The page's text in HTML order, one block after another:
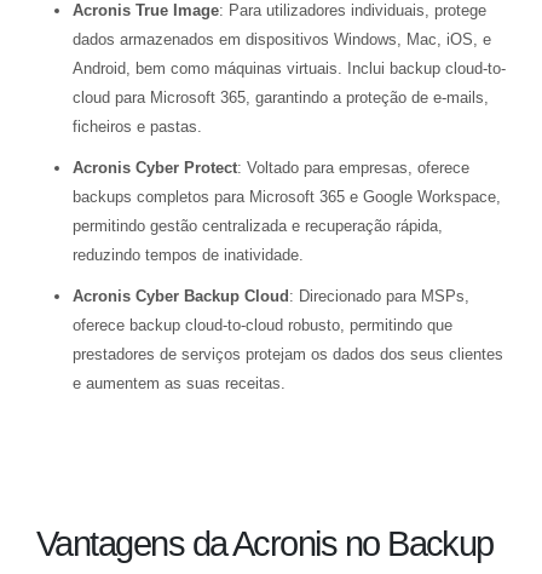
Acronis True Image: Para utilizadores individuais, protege
dados armazenados em dispositivos Windows, Mac, iOS, e
Android, bem como máquinas virtuais. Inclui backup cloud-to-
cloud para Microsoft 365, garantindo a proteção de e-mails,
ficheiros e pastas.
Acronis Cyber Protect: Voltado para empresas, oferece
backups completos para Microsoft 365 e Google Workspace,
permitindo gestão centralizada e recuperação rápida,
reduzindo tempos de inatividade.
Acronis Cyber Backup Cloud : Direcionado para MSPs,
oferece backup cloud-to-cloud robusto, permitindo que
prestadores de serviços protejam os dados dos seus clientes
e aumentem as suas receitas.
Vantagens da Acronis no Backup